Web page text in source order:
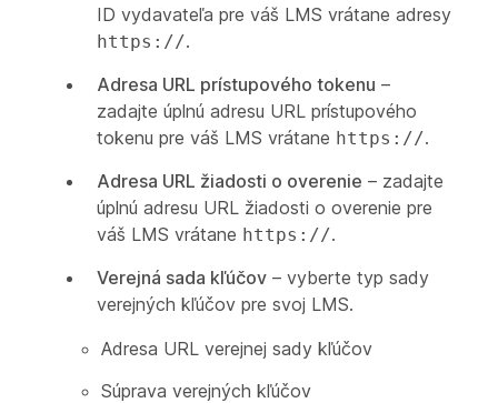
ID vydavateľa pre váš LMS vrátane adresy
https://.
Adresa URL prístupového tokenu –
zadajte úplnú adresu URL prístupového
tokenu pre váš LMS vrátane https://.
Adresa URL žiadosti o overenie – zadajte
úplnú adresu URL žiadosti o overenie pre
váš LMS vrátane https://.
Verejná sada kľúčov – vyberte typ sady
verejných kľúčov pre svoj LMS.
Adresa URL verejnej sady kľúčov
Súprava verejných kľúčov